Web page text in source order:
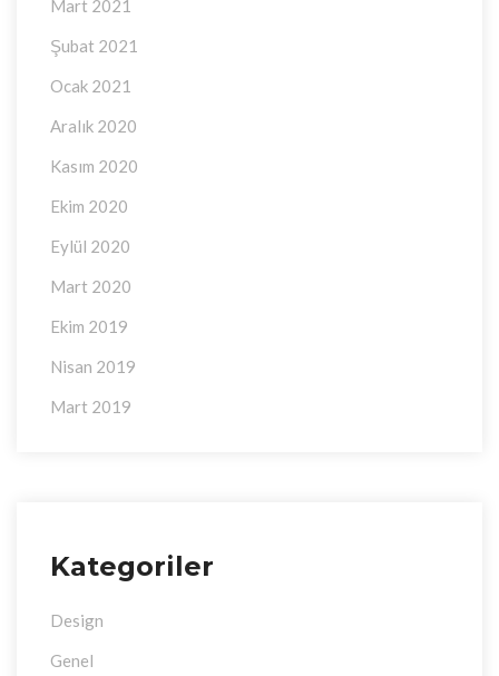
Mart 2021
Şubat 2021
Ocak 2021
Aralık 2020
Kasım 2020
Ekim 2020
Eylül 2020
Mart 2020
Ekim 2019
Nisan 2019
Mart 2019
Kategoriler
Design
Genel